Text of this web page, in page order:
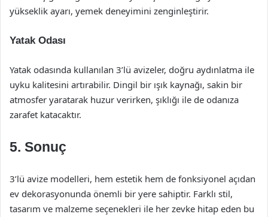
yükseklik ayarı, yemek deneyimini zenginleştirir.
Yatak Odası
Yatak odasında kullanılan 3’lü avizeler, doğru aydınlatma ile
uyku kalitesini artırabilir. Dingil bir ışık kaynağı, sakin bir
atmosfer yaratarak huzur verirken, şıklığı ile de odanıza
zarafet katacaktır.
5. Sonuç
3’lü avize modelleri, hem estetik hem de fonksiyonel açıdan
ev dekorasyonunda önemli bir yere sahiptir. Farklı stil,
tasarım ve malzeme seçenekleri ile her zevke hitap eden bu